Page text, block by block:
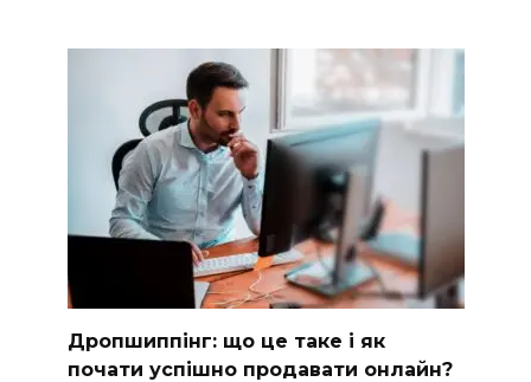
Дропшиппінг: що це таке і як
почати успішно продавати онлайн?